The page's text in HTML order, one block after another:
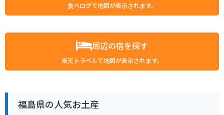
食べログで地図が表示されます。
周辺の宿を探す
楽天トラベルで地図が表示されます。
福島県の人気お土産